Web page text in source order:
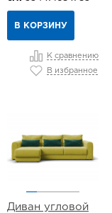
В КОРЗИНУ
К сравнению
В избранное
Диван угловой